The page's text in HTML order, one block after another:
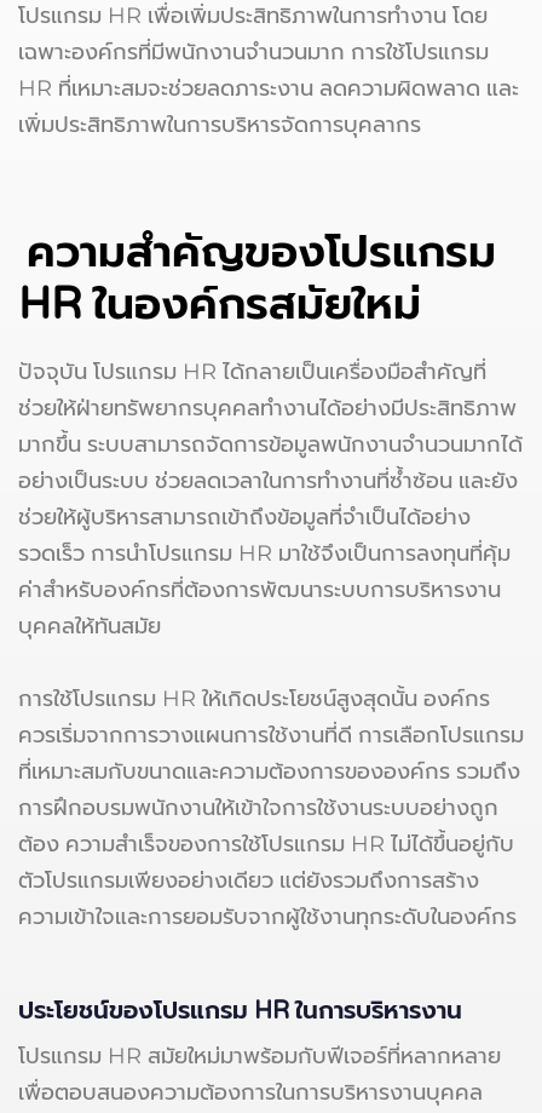
โปรแกรม HR เพื่อเพิ่มประสิทธิภาพในการทำงาน โดย
เฉพาะองค์กรที่มีพนักงานจำนวนมาก การใช้โปรแกรม
HR ที่เหมาะสมจะช่วยลดภาระงาน ลดความผิดพลาด และ
เพิ่มประสิทธิภาพในการบริหารจัดการบุคลากร
ความสำคัญของโปรแกรม
HR ในองค์กรสมัยใหม่
ปัจจุบัน โปรแกรม HR ได้กลายเป็นเครื่องมือสำคัญที่
ช่วยให้ฝ่ายทรัพยากรบุคคลทำงานได้อย่างมีประสิทธิภาพ
มากขึ้น ระบบสามารถจัดการข้อมูลพนักงานจำนวนมากได้
อย่างเป็นระบบ ช่วยลดเวลาในการทำงานที่ซ้ำซ้อน และยัง
ช่วยให้ผู้บริหารสามารถเข้าถึงข้อมูลที่จำเป็นได้อย่าง
รวดเร็ว การนำโปรแกรม HR มาใช้จึงเป็นการลงทุนที่คุ้ม
ค่าสำหรับองค์กรที่ต้องการพัฒนาระบบการบริหารงาน
บุคคลให้ทันสมัย
การใช้โปรแกรม HR ให้เกิดประโยชน์สูงสุดนั้น องค์กร
ควรเริ่มจากการวางแผนการใช้งานที่ดี การเลือกโปรแกรม
ที่เหมาะสมกับขนาดและความต้องการขององค์กร รวมถึง
การฝึกอบรมพนักงานให้เข้าใจการใช้งานระบบอย่างถูก
ต้อง ความสำเร็จของการใช้โปรแกรม HR ไม่ได้ขึ้นอยู่กับ
ตัวโปรแกรมเพียงอย่างเดียว แต่ยังรวมถึงการสร้าง
ความเข้าใจและการยอมรับจากผู้ใช้งานทุกระดับในองค์กร
ประโยชน์ของโปรแกรม HR ในการบริหารงาน
โปรแกรม HR สมัยใหม่มาพร้อมกับฟีเจอร์ที่หลากหลาย
เพื่อตอบสนองความต้องการในการบริหารงานบุคคล